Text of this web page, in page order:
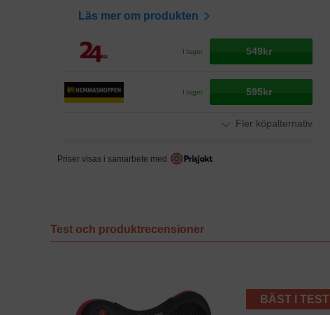
Läs mer om produkten
I lager 549kr
I lager 595kr
Fler köpalternativ
Priser visas i samarbete med
Test och produktrecensioner
BÄST I TEST